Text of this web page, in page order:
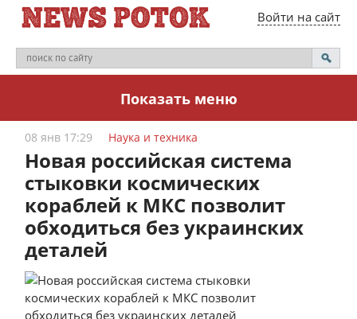
Войти на сайт
Показать меню
08 янв 17:29 Наука и техника
Новая российская система
стыковки космических
кораблей к МКС позволит
обходиться без украинских
деталей